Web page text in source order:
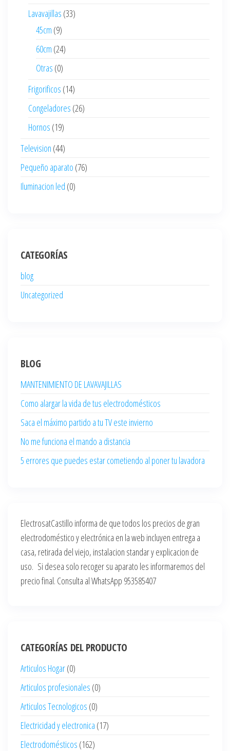
Lavavajillas (33)
45cm (9)
60cm (24)
Otras (0)
Frigorificos (14)
Congeladores (26)
Hornos (19)
Television (44)
Pequeño aparato (76)
Iluminacion led (0)
CATEGORÍAS
blog
Uncategorized
BLOG
MANTENIMIENTO DE LAVAVAJILLAS
Como alargar la vida de tus electrodomésticos
Saca el máximo partido a tu TV este invierno
No me funciona el mando a distancia
5 errores que puedes estar cometiendo al poner tu lavadora
ElectrosatCastillo informa de que todos los precios de gran
electrodoméstico y electrónica en la web incluyen entrega a
casa, retirada del viejo, instalacion standar y explicacion de
uso. Si desea solo recoger su aparato les informaremos del
precio final. Consulta al WhatsApp 953585407
CATEGORÍAS DEL PRODUCTO
Articulos Hogar(0)
Articulos profesionales (0)
Articulos Tecnologicos (0)
Electricidad y electronica (17)
Electrodomésticos (162)